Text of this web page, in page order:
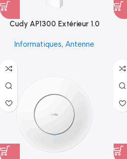
Cudy AP1300 Extérieur 1.0
Informatiques, Antenne